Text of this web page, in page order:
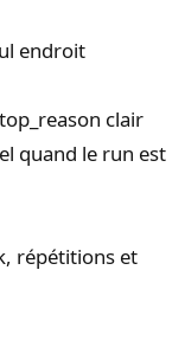
endroit
clair
quand le run est
répétitions et